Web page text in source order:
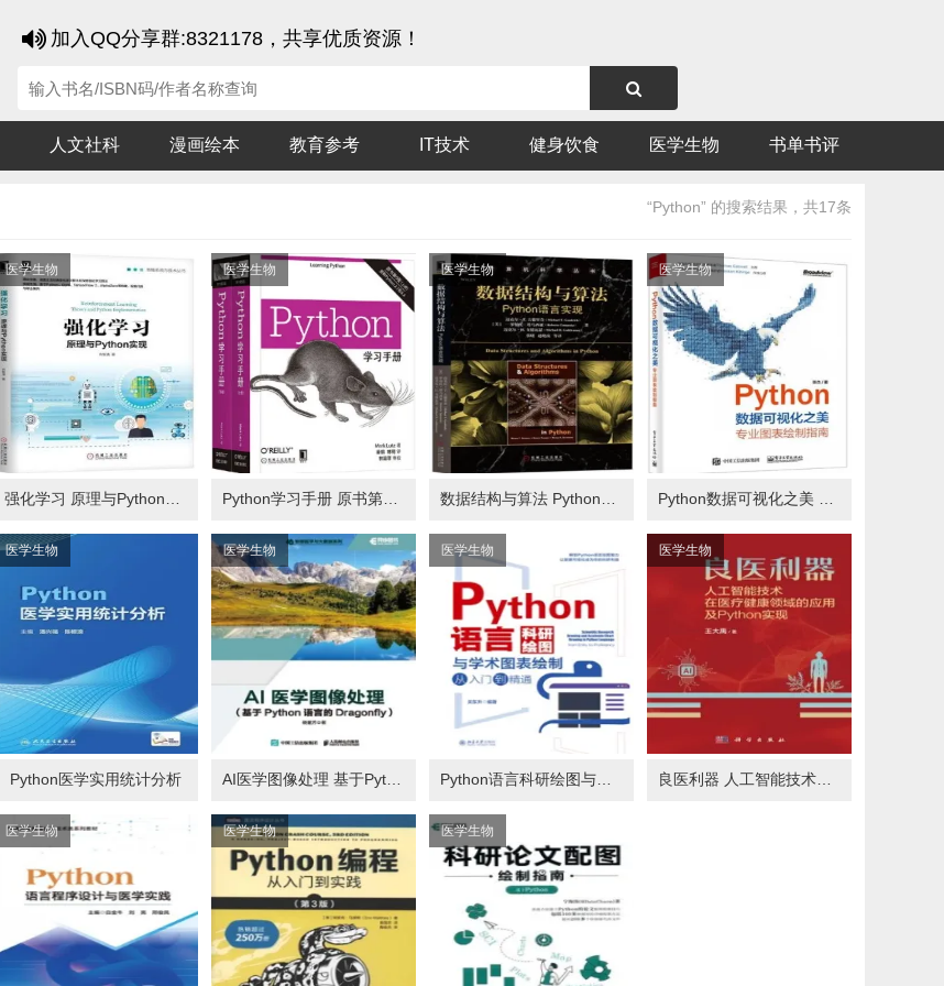
加入QQ分享群:8321178，共享优质资源！
人文社科 漫画绘本 教育参考 IT技术 健身饮食 医学生物 书单书评
“Python” 的搜索结果，共17条
医学生物 医学生物
Python学习手册 原书第5版 上下册
医学生物 医学生物
医学生物
Python医学实用统计分析
医学生物
AI医学图像处理 基于Python语言的Dragonfly
医学生物
Python语言科研绘图与学术图表绘制从入门到精通
医学生物
良医利器 人工智能技术在医疗健康领域的应用及Python实现
医学生物 医学生物 医学生物